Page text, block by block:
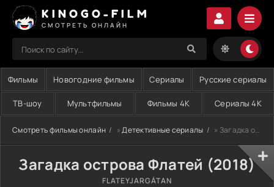
KINOGO-FILM
СМОТРЕТЬ ОНЛАЙН
Фильмы Новогодние фильмы Сериалы Русские сериалы
ТВ-шоу Мультфильмы Фильмы 4K Сериалы 4K
Смотреть фильмы онлайн »Детективные сериалы » Загадка острова Флатей (2018)
Загадка острова Флатей (2018)
FLATEYJARGÁTAN